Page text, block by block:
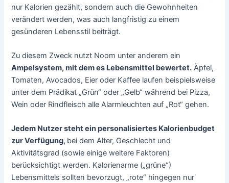
nur Kalorien gezählt, sondern auch die Gewohnheiten
verändert werden, was auch langfristig zu einem
gesünderen Lebensstil beiträgt.
Zu diesem Zweck nutzt Noom unter anderem ein
Ampelsystem, mit dem es Lebensmittel bewertet. Äpfel,
Tomaten, Avocados, Eier oder Kaffee laufen beispielsweise
unter dem Prädikat „Grün“ oder „Gelb“ während bei Pizza,
Wein oder Rindfleisch alle Alarmleuchten auf „Rot“ gehen.
Jedem Nutzer steht ein personalisiertes Kalorienbudget
zur Verfügung, bei dem Alter, Geschlecht und
Aktivitätsgrad (sowie einige weitere Faktoren)
berücksichtigt werden. Kalorienarme („grüne“)
Lebensmittels sollten bevorzugt, „rote“ hingegen nur